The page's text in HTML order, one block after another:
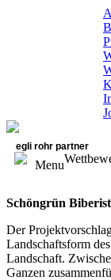
egli rohr partner
Menu
Schöngrün Biberist
Der
Landschaftsform
Landschaft.
Ganzen